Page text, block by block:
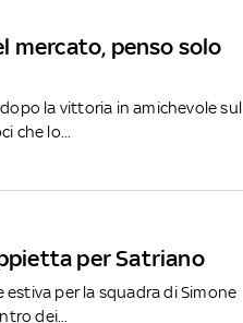
mercato, penso solo
la vittoria in amichevole sul
che lo...
per Satriano
estiva per la squadra di Simone
dei...